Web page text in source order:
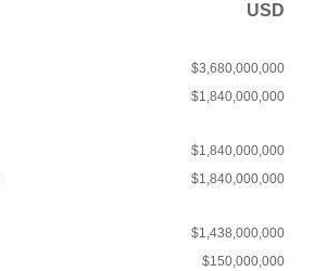
USD
$3,680,000,000
$1,840,000,000
$1,840,000,000
$1,840,000,000
$1,438,000,000
$150,000,000